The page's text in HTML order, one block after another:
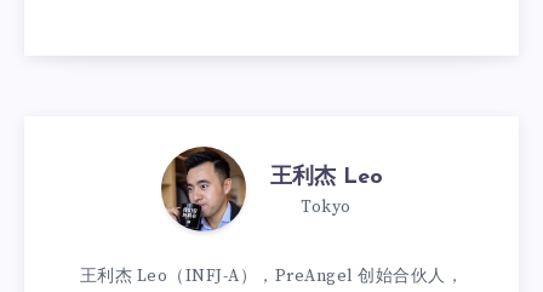
王利杰 Leo
Tokyo
王利杰 Leo（INFJ-A），PreAngel 创始合伙人，